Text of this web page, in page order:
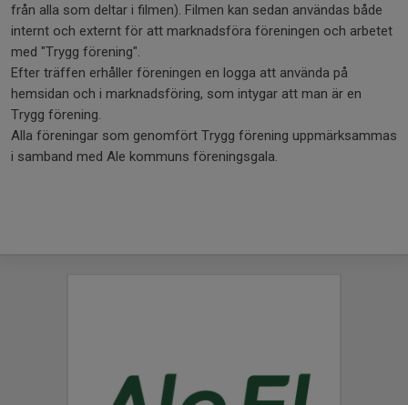
från alla som deltar i filmen). Filmen kan sedan användas både
internt och externt för att marknadsföra föreningen och arbetet
med "Trygg förening".
Efter träffen erhåller föreningen en logga att använda på
hemsidan och i marknadsföring, som intygar att man är en
Trygg förening.
Alla föreningar som genomfört Trygg förening uppmärksammas
i samband med Ale kommuns föreningsgala.